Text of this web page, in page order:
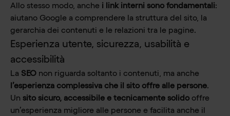
Allo stesso modo, anche i link interni sono fondamentali:
aiutano Google a comprendere la struttura del sito, la
gerarchia dei contenuti e le relazioni tra le pagine.
Esperienza utente, sicurezza, usabilità e
accessibilità
La SEO non riguarda soltanto i contenuti, ma anche
l’esperienza complessiva che il sito offre alle persone.
Un sito sicuro, accessibile e tecnicamente solido offre
un’esperienza migliore alle persone e facilita anche il